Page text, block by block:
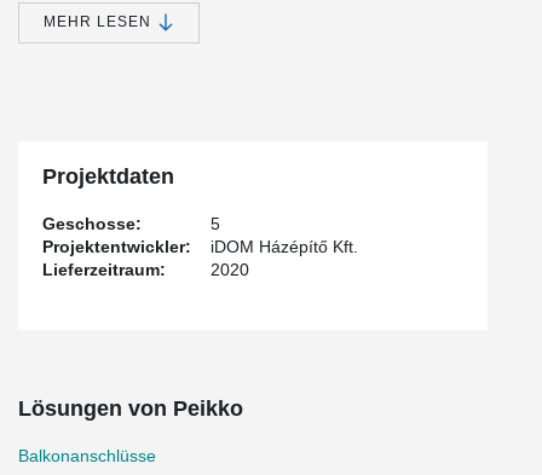
Simple installation together with versatile features make EBEA
Balcony Connector a cost-efficient and practical solution for load-
MEHR LESEN
Projektdaten
Geschosse:
5
Projektentwickler:
iDOM Házépítő Kft.
Lieferzeitraum:
2020
Lösungen von Peikko
Balkonanschlüsse